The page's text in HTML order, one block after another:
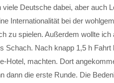
Deutsche dabei, aber auch
Internationalität bei der
zu spielen. Außerdem wollte
Schach. Nach knapp 1,5 h
Hotel, machten. Dort
dann die erste Runde. Die